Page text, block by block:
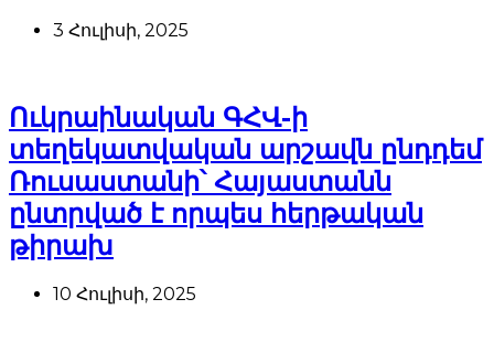
3 Հուլիսի, 2025
Ուկրաինական ԳՀՎ-ի
տեղեկատվական արշավն ընդդեմ
Ռուսաստանի՝ Հայաստանն
ընտրված է որպես հերթական
թիրախ
10 Հուլիսի, 2025